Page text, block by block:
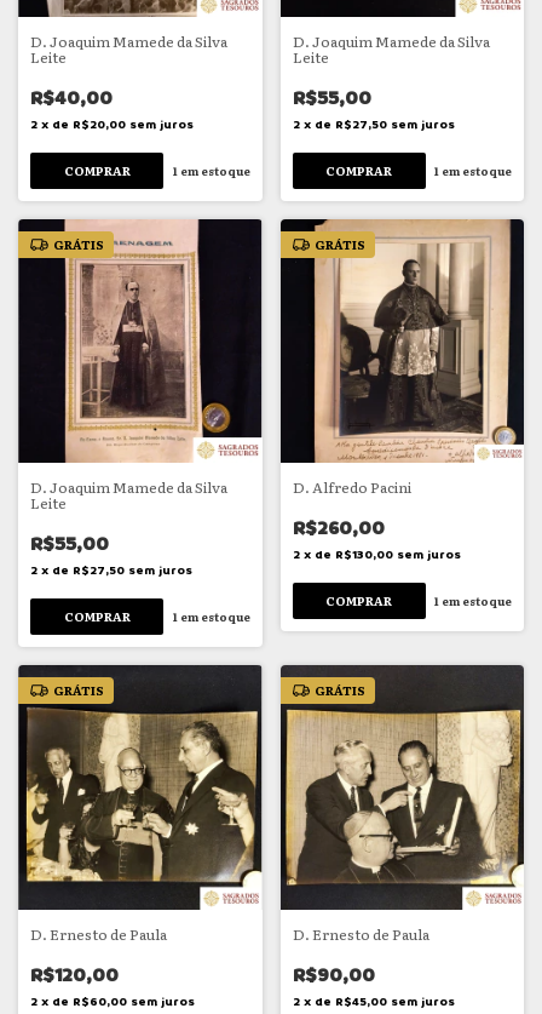
D. Joaquim Mamede da Silva
Leite
R$40,00
2 x de R$20,00 sem juros
1 em estoque
D. Joaquim Mamede da Silva
Leite
R$55,00
2 x de R$27,50 sem juros
1 em estoque
GRÁTIS
D. Joaquim Mamede da Silva
Leite
R$55,00
2 x de R$27,50 sem juros
1em estoque
GRÁTIS
D. Alfredo Pacini
R$260,00
2 x de R$130,00 sem juros
1 em estoque
GRÁTIS
D. Ernesto de Paula
R$120,00
2 x de R$60,00 sem juros
GRÁTIS
D. Ernesto de Paula
R$90,00
2 x de R$45,00 sem juros